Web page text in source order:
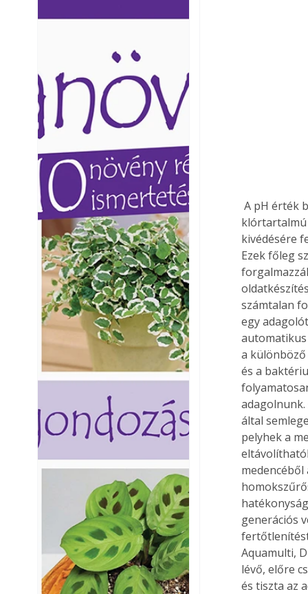
A pH érték beállítása után történik a medence vízének fertőtlenítése. Ezt főleg
klórtartalmú
kivédésére
Ezek főleg
számtalan
egy
automatikus
a különböző
és a
által
pelyhek a
generációs
Aquamulti,
lévő, előre
és tiszta az